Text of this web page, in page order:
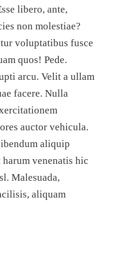
libero, ante,
non molestiae?
voluptatibus fusce
quos! Pede.
arcu. Velit a ullam
facere. Nulla
auctor vehicula.
aliquip
venenatis hic
Malesuada,
aliquam